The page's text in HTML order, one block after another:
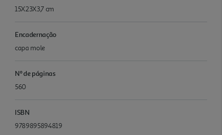
15X23X3,7 cm
Encadernação
capa mole
Nº de páginas
560
ISBN
9789895894819